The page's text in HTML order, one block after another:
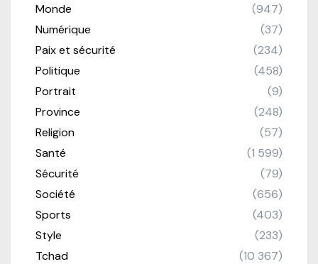
Monde
(947)
Numérique
(37)
Paix et sécurité
(234)
Politique
(458)
Portrait
(9)
Province
(248)
Religion
(57)
Santé
(1 599)
Sécurité
(79)
Société
(656)
Sports
(403)
Style
(233)
Tchad
(10 367)